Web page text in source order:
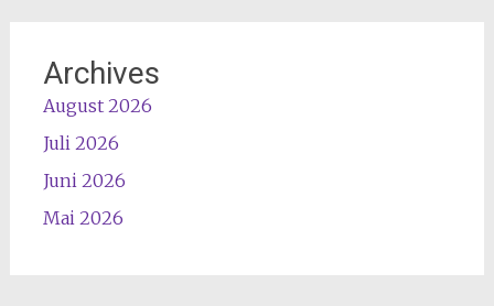
Archives
August 2026
Juli 2026
Juni 2026
Mai 2026